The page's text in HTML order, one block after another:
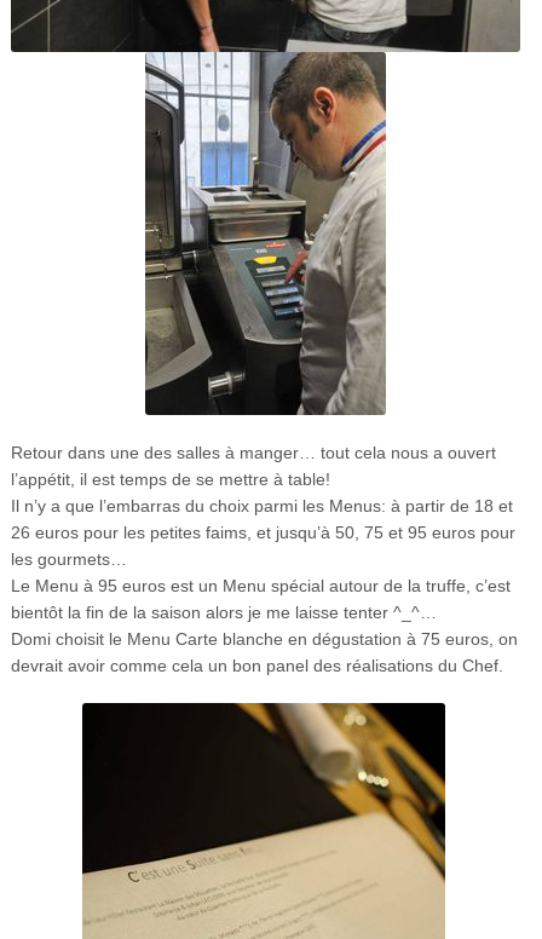
Retour dans une des salles à manger… tout cela nous a ouvert
l’appétit, il est temps de se mettre à table!
Il n’y a que l’embarras du choix parmi les Menus: à partir de 18 et
26 euros pour les petites faims, et jusqu’à 50, 75 et 95 euros pour
les gourmets…
Le Menu à 95 euros est un Menu spécial autour de la truffe, c’est
bientôt la fin de la saison alors je me laisse tenter ^_^…
Domi choisit le Menu Carte blanche en dégustation à 75 euros, on
devrait avoir comme cela un bon panel des réalisations du Chef.